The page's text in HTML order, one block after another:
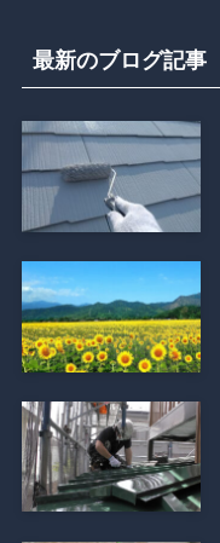
最新のブログ記事